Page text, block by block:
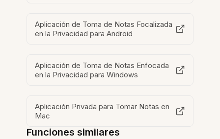
Aplicación de Toma de Notas Focalizada
en la Privacidad para Android
Aplicación de Toma de Notas Enfocada
en la Privacidad para Windows
Aplicación Privada para Tomar Notas en
Mac
Funciones similares